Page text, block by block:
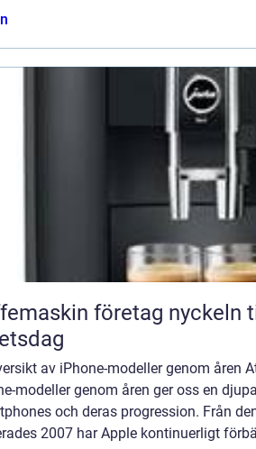
företag nyckeln till en bättre
av iPhone-modeller genom åren
modeller genom åren ger oss en
och deras progression. Från
2007 har Apple kontinuerligt